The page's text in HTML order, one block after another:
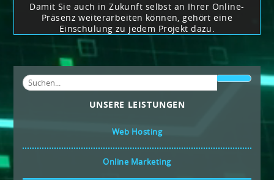
Damit Sie auch in Zukunft selbst an Ihrer Online-
Präsenz weiterarbeiten können, gehört eine
Einschulung zu jedem Projekt dazu.
UNSERE LEISTUNGEN
Web Hosting
Online Marketing